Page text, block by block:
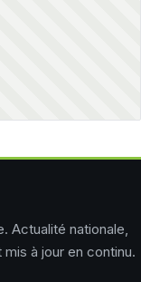
Actualité nationale,
à jour en continu.